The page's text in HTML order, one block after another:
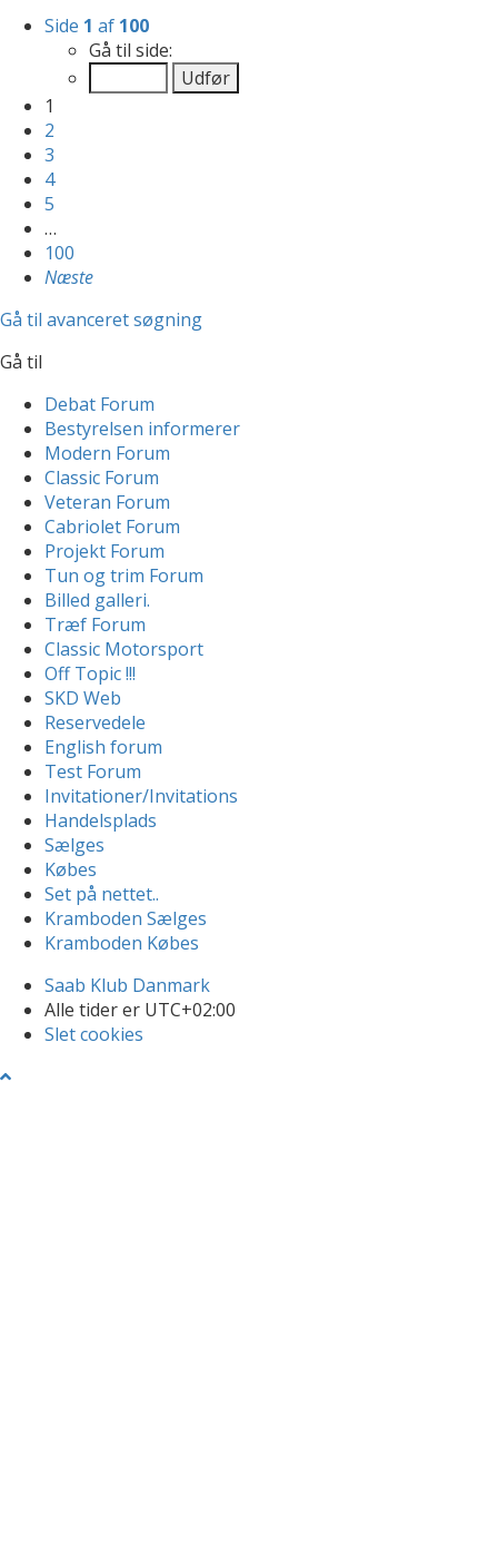
Side 1 af 100
Gå til side:
1
2
3
4
5
…
100
Næste
Gå til avanceret søgning
Gå til
Debat Forum
Bestyrelsen informerer
Modern Forum
Classic Forum
Veteran Forum
Cabriolet Forum
Projekt Forum
Tun og trim Forum
Billed galleri.
Træf Forum
Classic Motorsport
Off Topic !!!
SKD Web
Reservedele
English forum
Test Forum
Invitationer/Invitations
Handelsplads
Sælges
Købes
Set på nettet..
Kramboden Sælges
Kramboden Købes
Saab Klub Danmark
Alle tider er UTC+02:00
Slet cookies